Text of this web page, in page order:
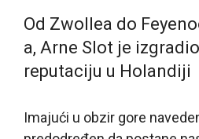
Od Zwollea do
a, Arne Slot je
reputaciju u Holandiji
Imajući u obzir gore